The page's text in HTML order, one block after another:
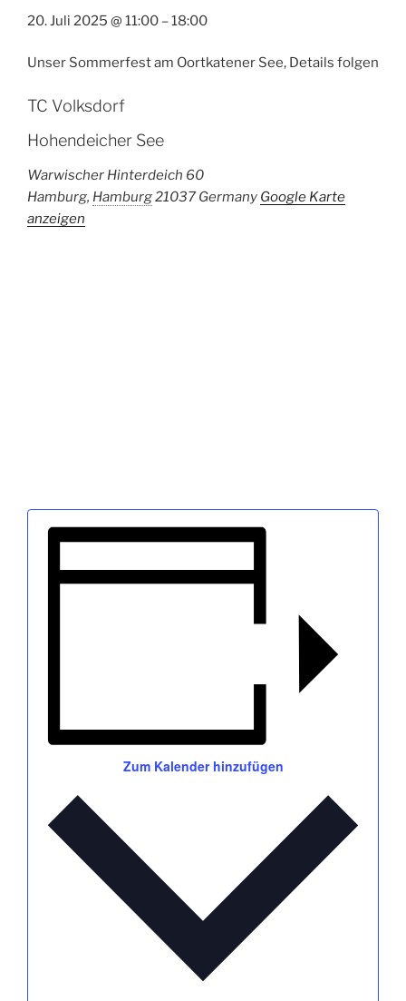
20. Juli 2025 @ 11:00 –18:00
Unser Sommerfest am Oortkatener See, Details folgen
TC Volksdorf
Hohendeicher See
Warwischer Hinterdeich 60
Hamburg, Hamburg21037 Germany Google Karte
anzeigen
Zum Kalender hinzufügen